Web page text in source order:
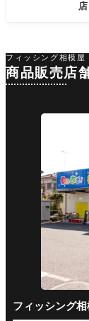
フィッシング相模屋
商品販売店
フィッシング